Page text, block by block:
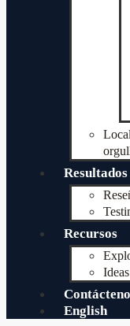
Resultados
Recursos
English